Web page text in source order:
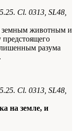
Сl. 0313, SL48,
земным животным и
предстоящего
лишенным разума
Сl. 0313, SL48,
на земле, и